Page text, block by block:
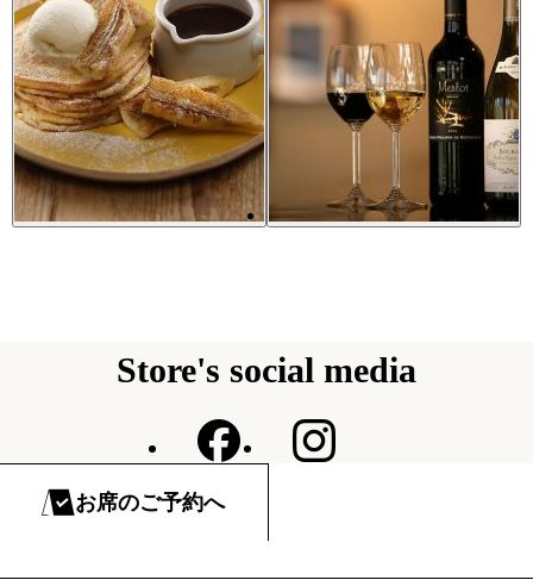
Store's social media
お席のご予約へ